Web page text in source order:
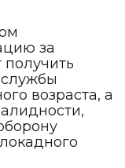
за
возраста, а